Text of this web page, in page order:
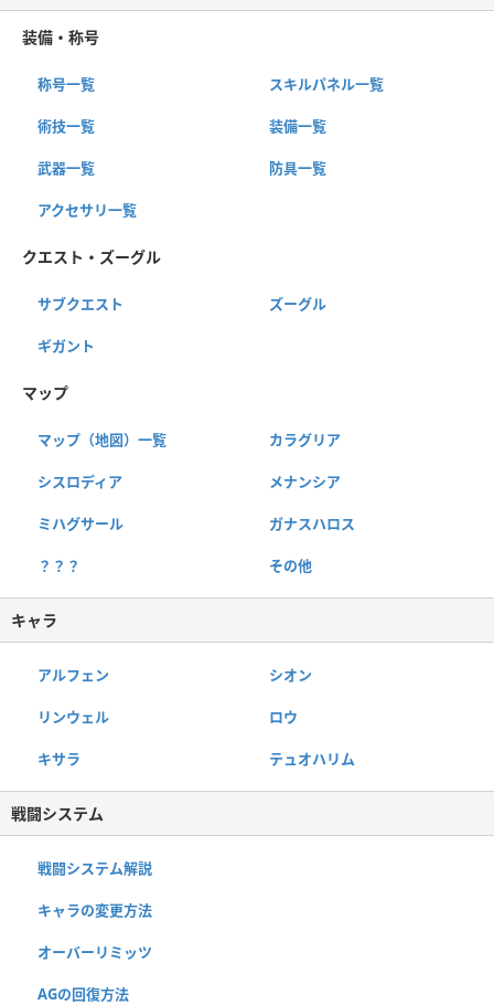
装備・称号
称号一覧 スキルパネル一覧
術技一覧 装備一覧
武器一覧 防具一覧
アクセサリ一覧
クエスト・ズーグル
サブクエスト ズーグル
ギガント
マップ
マップ（地図）一覧 カラグリア
シスロディア メナンシア
ミハグサール ガナスハロス
？？？ その他
キャラ
アルフェン シオン
リンウェル ロウ
キサラ テュオハリム
戦闘システム
戦闘システム解説
キャラの変更方法
オーバーリミッツ
AGの回復方法